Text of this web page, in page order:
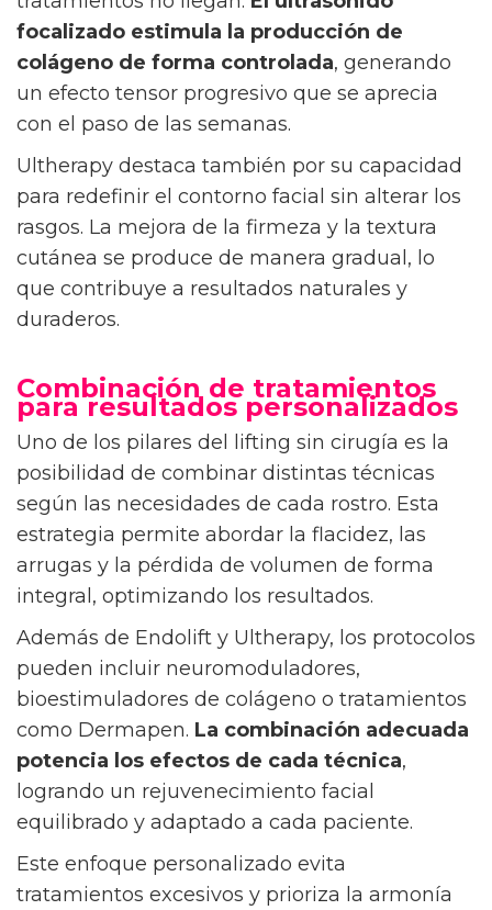
focalizado estimula la producción de
colágeno de forma controlada, generando
un efecto tensor progresivo que se aprecia
con el paso de las semanas.
Ultherapy destaca también por su capacidad
para redefinir el contorno facial sin alterar los
rasgos. La mejora de la firmeza y la textura
cutánea se produce de manera gradual, lo
que contribuye a resultados naturales y
duraderos.
Combinación de tratamientos
para resultados personalizados
Uno de los pilares del lifting sin cirugía es la
posibilidad de combinar distintas técnicas
según las necesidades de cada rostro. Esta
estrategia permite abordar la flacidez, las
arrugas y la pérdida de volumen de forma
integral, optimizando los resultados.
Además de Endolift y Ultherapy, los protocolos
pueden incluir neuromoduladores,
bioestimuladores de colágeno o tratamientos
como Dermapen. La combinación adecuada
potencia los efectos de cada técnica,
logrando un rejuvenecimiento facial
equilibrado y adaptado a cada paciente.
Este enfoque personalizado evita
tratamientos excesivos y prioriza la armonía